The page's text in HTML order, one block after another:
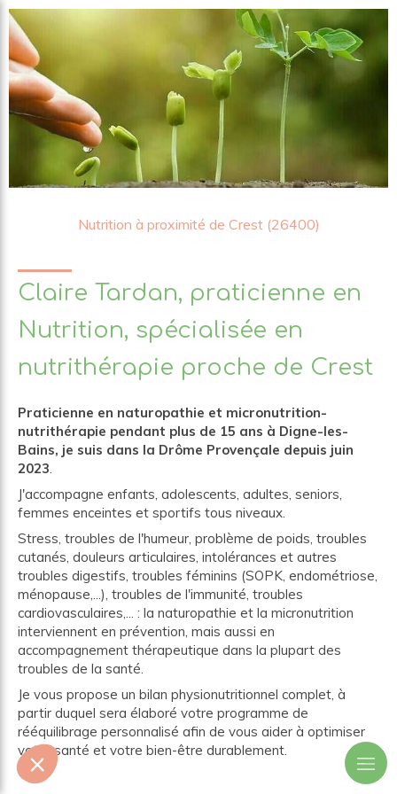
Nutrition à proximité de Crest (26400)
Claire Tardan, praticienne en
Nutrition, spécialisée en
nutrithérapie proche de Crest
Praticienne en naturopathie et micronutrition-
nutrithérapie pendant plus de 15 ans à Digne-les-
Bains, je suis dans la Drôme Provençale depuis juin
2023.
J'accompagne enfants, adolescents, adultes, seniors,
femmes enceintes et sportifs tous niveaux.
Stress, troubles de l'humeur, problème de poids, troubles
cutanés, douleurs articulaires, intolérances et autres
troubles digestifs, troubles féminins (SOPK, endométriose,
ménopause,...), troubles de l'immunité, troubles
cardiovasculaires,... : la naturopathie et la micronutrition
interviennent en prévention, mais aussi en
accompagnement thérapeutique dans la plupart des
troubles de la santé.
Je vous propose un bilan physionutritionnel complet, à
partir duquel sera élaboré votre programme de
rééquilibrage personnalisé afin de vous aider à optimiser
votre santé et votre bien-être durablement.